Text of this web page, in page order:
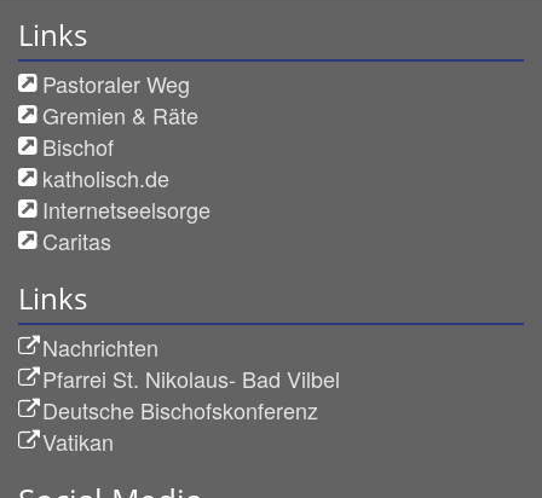
Links
Pastoraler Weg
Gremien & Räte
Bischof
katholisch.de
Internetseelsorge
Caritas
Links
Nachrichten
Pfarrei St. Nikolaus- Bad Vilbel
Deutsche Bischofskonferenz
Vatikan